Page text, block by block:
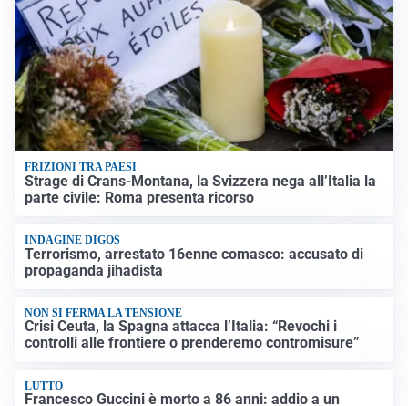
FRIZIONI TRA PAESI
Strage di Crans-Montana, la Svizzera nega all’Italia la
parte civile: Roma presenta ricorso
INDAGINE DIGOS
Terrorismo, arrestato 16enne comasco: accusato di
propaganda jihadista
NON SI FERMA LA TENSIONE
Crisi Ceuta, la Spagna attacca l’Italia: “Revochi i
controlli alle frontiere o prenderemo contromisure”
LUTTO
Francesco Guccini è morto a 86 anni: addio a un